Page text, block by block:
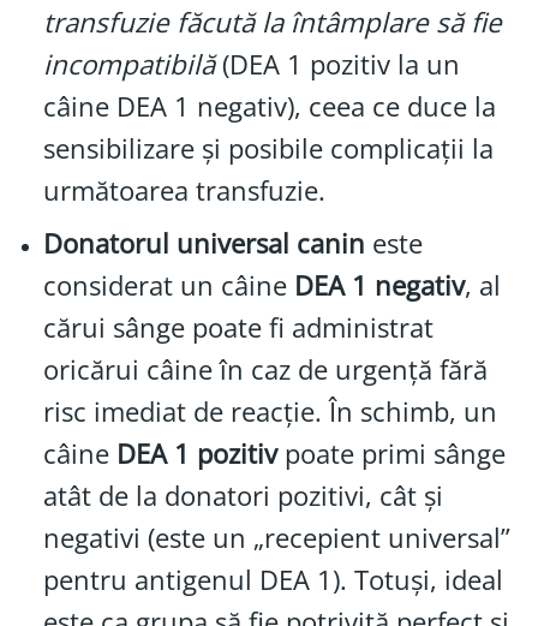
transfuzie făcută la întâmplare să fie
incompatibilă(DEA 1 pozitiv la un
câine DEA 1 negativ), ceea ce duce la
sensibilizare și posibile complicații la
următoarea transfuzie.
Donatorul universal canin este
considerat un câine DEA 1 negativ, al
cărui sânge poate fi administrat
oricărui câine în caz de urgență fără
risc imediat de reacție. În schimb, un
câine DEA 1 pozitivpoate primi sânge
atât de la donatori pozitivi, cât și
negativi (este un „recepient universal”
pentru antigenul DEA 1). Totuși, ideal